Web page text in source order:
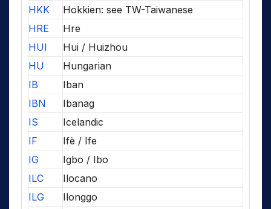
HKK
Hokkien: see TW-Taiwanese
HRE
Hre
HUI
Hui / Huizhou
HU
Hungarian
IB
Iban
IBN
Ibanag
IS
Icelandic
IF
Ifè / Ife
IG
Igbo / Ibo
ILC
Ilocano
ILG
Ilonggo